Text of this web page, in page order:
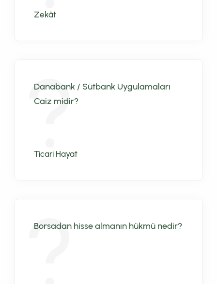
Zekât
Danabank / Sütbank Uygulamaları
Caiz midir?
Ticari Hayat
Borsadan hisse almanın hükmü nedir?